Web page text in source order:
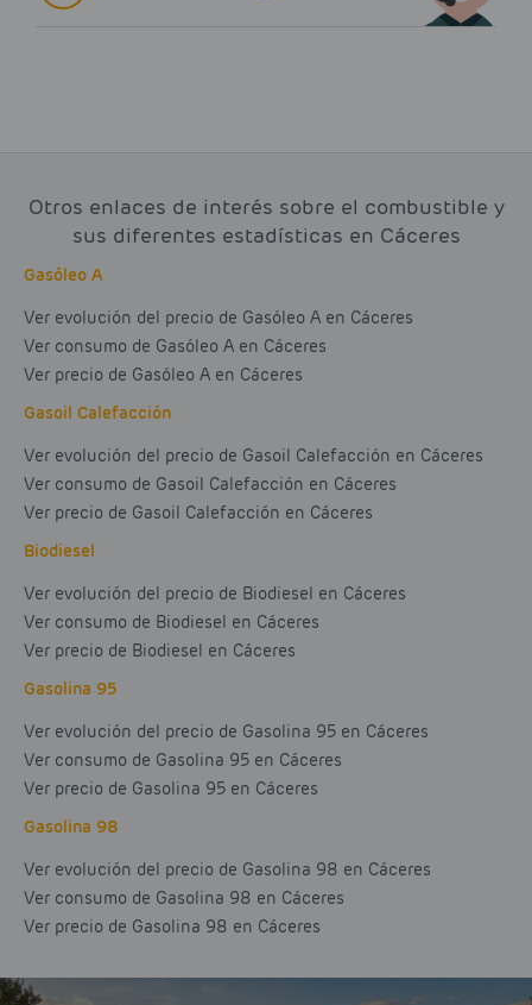
Otros enlaces de interés sobre el combustible y
sus diferentes estadísticas en Cáceres
Gasóleo A
Ver evolución del precio de Gasóleo A en Cáceres
Ver consumo de Gasóleo A en Cáceres
Ver precio de Gasóleo A en Cáceres
Gasoil Calefacción
Ver evolución del precio de Gasoil Calefacción en Cáceres
Ver consumo de Gasoil Calefacción en Cáceres
Ver precio de Gasoil Calefacción en Cáceres
Biodiesel
Ver evolución del precio de Biodiesel en Cáceres
Ver consumo de Biodiesel en Cáceres
Ver precio de Biodiesel en Cáceres
Gasolina 95
Ver evolución del precio de Gasolina 95 en Cáceres
Ver consumo de Gasolina 95 en Cáceres
Ver precio de Gasolina 95 en Cáceres
Gasolina 98
Ver evolución del precio de Gasolina 98 en Cáceres
Ver consumo de Gasolina 98 en Cáceres
Ver precio de Gasolina 98 en Cáceres